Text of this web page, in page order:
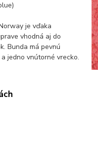
je vďaka
vhodná aj do
Bunda má pevnú
jedno vnútorné vrecko.